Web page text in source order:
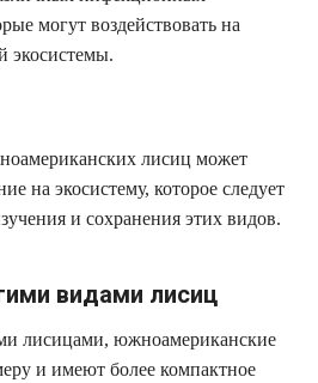
могут воздействовать на
экосистемы.
лисиц может
на экосистему, которое следует
и сохранения этих видов.
видами лисиц
лисицами, южноамериканские
и имеют более компактное